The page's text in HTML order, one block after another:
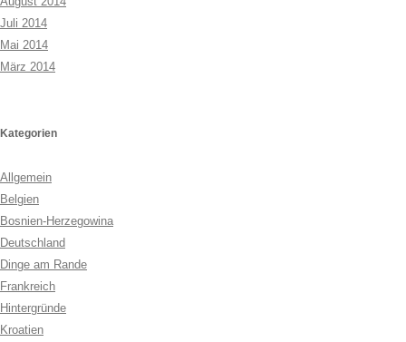
Juli 2014
Mai 2014
März 2014
Kategorien
Allgemein
Belgien
Bosnien-Herzegowina
Deutschland
Dinge am Rande
Frankreich
Hintergründe
Kroatien